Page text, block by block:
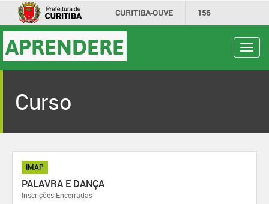
CURITIBA-OUVE 156
SECRETARIAS
APRENDERE
Curso
IMAP
PALAVRA E DANÇA
Inscrições Encerradas